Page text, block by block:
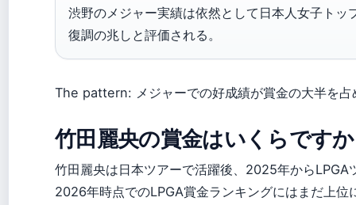
渋野のメジャー実績は依然として日本人女子トッ
復調の兆しと評価される。
The pattern: メジャーでの好成績が賞金の大半を
竹田麗央の賞金はいくらです
竹田麗央は日本ツアーで活躍後、2025年からLPGA
2026年時点でのLPGA賞金ランキングにはまだ上位